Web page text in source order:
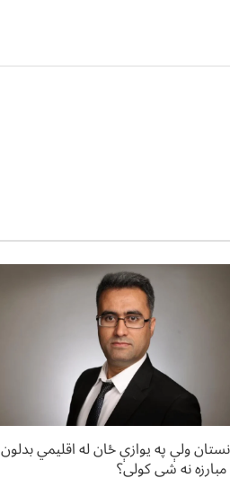
ولې په یوازې ځان له اقلیمي بدلون
نه شي‌ کولی؟